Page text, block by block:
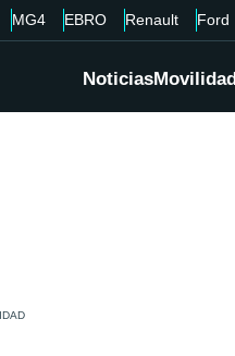
MG4 EBRO Renault Ford
Noticias